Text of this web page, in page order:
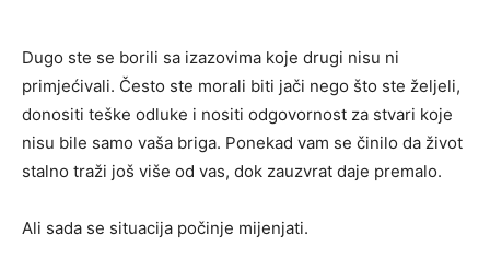
Dugo ste se borili sa izazovima koje drugi nisu ni
primjećivali. Često ste morali biti jači nego što ste željeli,
donositi teške odluke i nositi odgovornost za stvari koje
nisu bile samo vaša briga. Ponekad vam se činilo da život
stalno traži još više od vas, dok zauzvrat daje premalo.
Ali sada se situacija počinje mijenjati.